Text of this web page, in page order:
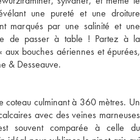
une pureté et une droiture
marqués par une salinité et une
de passer à table ! Partez à la
aux bouches aériennes et épurées,
& Desseauve.
coteau culminant à 360 mètres. Un
avec des veines marneuses
souvent comparée à celle du